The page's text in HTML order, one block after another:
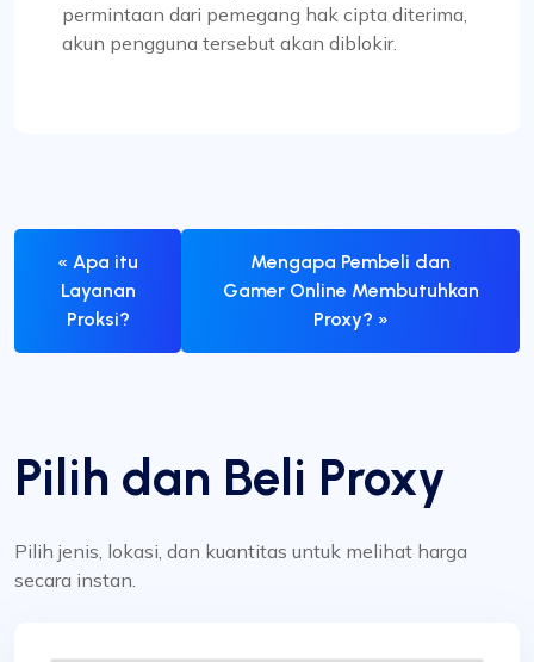
permintaan dari pemegang hak cipta diterima,
akun pengguna tersebut akan diblokir.
« Apa itu
Layanan
Proksi?
Mengapa Pembeli dan
Gamer Online Membutuhkan
Proxy? »
Pilih dan Beli Proxy
Pilih jenis, lokasi, dan kuantitas untuk melihat harga
secara instan.